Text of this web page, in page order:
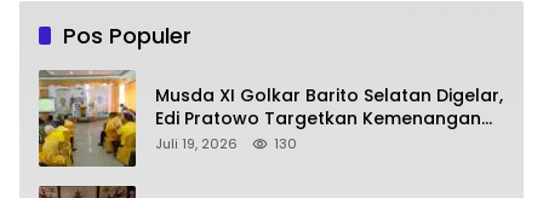
Pos Populer
Musda XI Golkar Barito Selatan Digelar,
Edi Pratowo Targetkan Kemenangan
Partai pada Pemilu Mendatang
Juli 19, 2026 130